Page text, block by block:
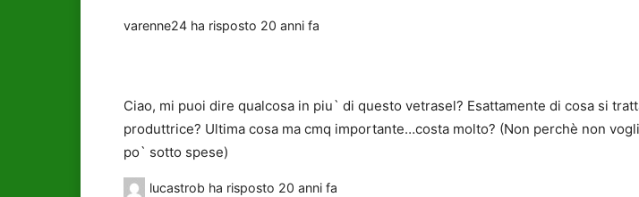
varenne24 ha risposto 20 anni fa
Ciao, mi puoi dire qualcosa in piu` di questo vetrasel? Esattamente di cosa si
produttrice? Ultima cosa ma cmq importante…costa molto? (Non perchè non
po` sotto spese)
lucastrob ha risposto 20 anni fa